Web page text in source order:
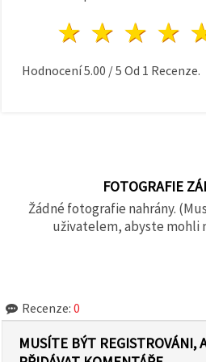
3
2
1 hvězda
Hodnocení5.00 /5 Od 1 Recenze.
FOTOGRAFIE
Žádné fotografie nahrány.
uživatelem, abyste mohli
Recenze: 0
MUSÍTE BÝT REGISTROVÁNI,